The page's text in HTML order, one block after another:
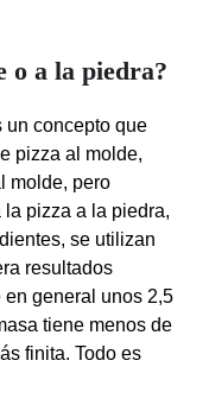
o a la piedra?
un concepto que
pizza al molde,
molde, pero
pizza a la piedra,
se utilizan
resultados
general unos 2,5
tiene menos de
finita. Todo es